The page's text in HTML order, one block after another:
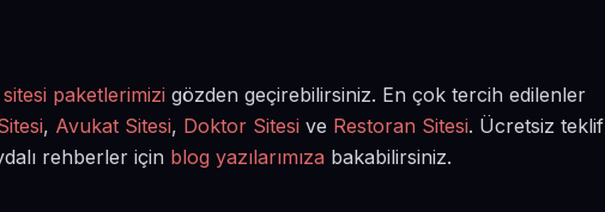
paketlerimizi gözden geçirebilirsiniz. En çok tercih edilenler
, Avukat Sitesi, Doktor Sitesi ve Restoran Sitesi. Ücretsiz teklif
rehberler için blog yazılarımıza bakabilirsiniz.